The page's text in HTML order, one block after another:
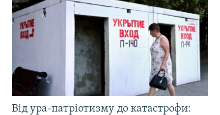
Від ура-патріотизму до катастрофи: